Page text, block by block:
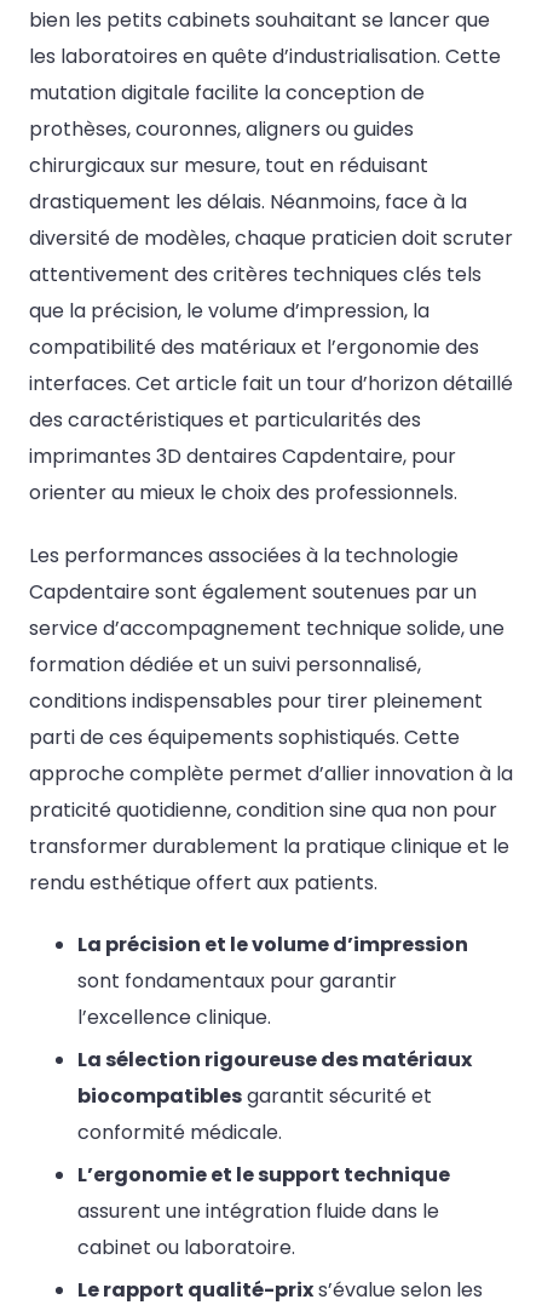
bien les petits cabinets souhaitant se lancer que
les laboratoires en quête d’industrialisation. Cette
mutation digitale facilite la conception de
prothèses, couronnes, aligners ou guides
chirurgicaux sur mesure, tout en réduisant
drastiquement les délais. Néanmoins, face à la
diversité de modèles, chaque praticien doit scruter
attentivement des critères techniques clés tels
que la précision, le volume d’impression, la
compatibilité des matériaux et l’ergonomie des
interfaces. Cet article fait un tour d’horizon détaillé
des caractéristiques et particularités des
imprimantes 3D dentaires Capdentaire, pour
orienter au mieux le choix des professionnels.
Les performances associées à la technologie
Capdentaire sont également soutenues par un
service d’accompagnement technique solide, une
formation dédiée et un suivi personnalisé,
conditions indispensables pour tirer pleinement
parti de ces équipements sophistiqués. Cette
approche complète permet d’allier innovation à la
praticité quotidienne, condition sine qua non pour
transformer durablement la pratique clinique et le
rendu esthétique offert aux patients.
La précision et le volume d’impression
sont fondamentaux pour garantir
l’excellence clinique.
La sélection rigoureuse des matériaux
biocompatiblesgarantit sécurité et
conformité médicale.
L’ergonomie et le support technique
assurent une intégration fluide dans le
cabinet ou laboratoire.
Le rapport qualité-prixs’évalue selon les